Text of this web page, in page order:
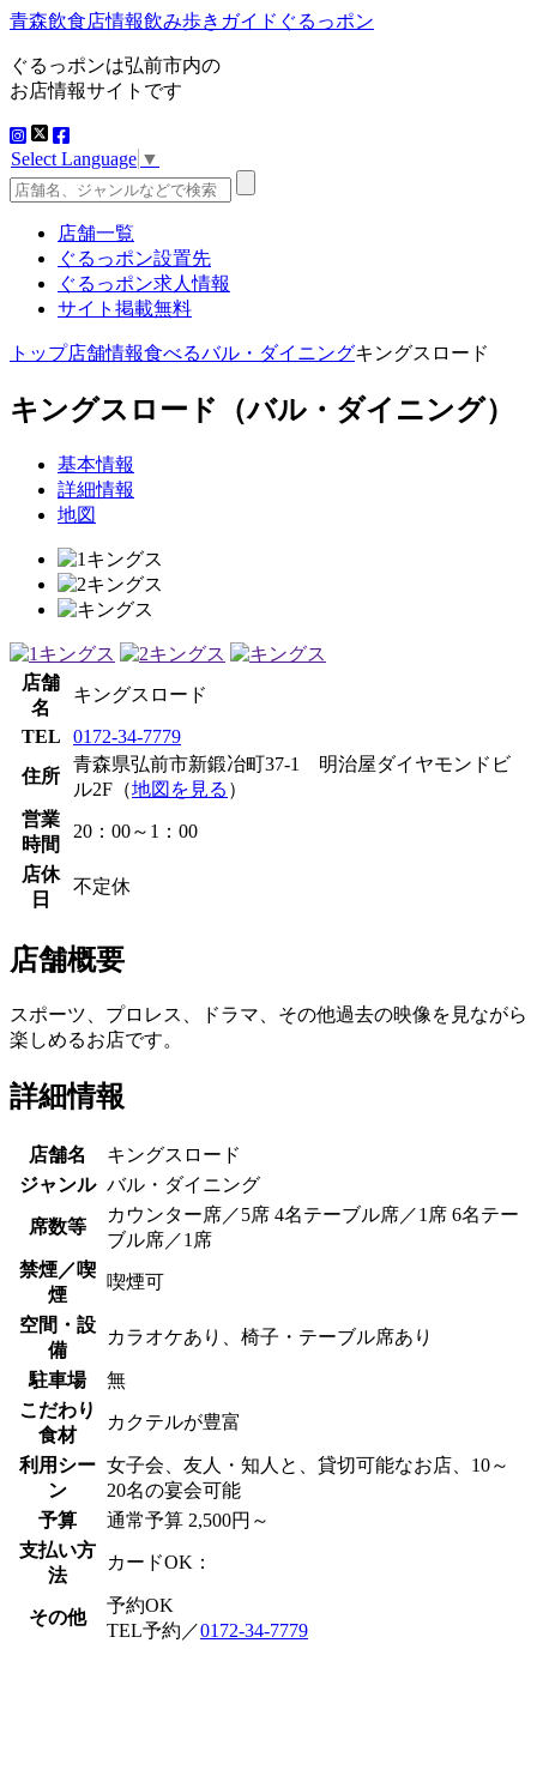
青森飲食店情報飲み歩きガイドぐるっポン
ぐるっポンは弘前市内の
お店情報サイトです
Select Language ▼
店舗一覧
ぐるっポン設置先
ぐるっポン求人情報
サイト掲載無料
トップ店舗情報食べるバル・ダイニングキングスロード
キングスロード （バル・ダイニング）
基本情報
詳細情報
地図
店舗
名
キングスロード
TEL
0172-34-7779
住所
青森県弘前市新鍛冶町37-1 明治屋ダイヤモンドビ
ル2F（地図を見る ）
営業
時間
20：00～1：00
店休
日
不定休
店舗概要
スポーツ、プロレス、ドラマ、その他過去の映像を見ながら
楽しめるお店です。
詳細情報
店舗名
キングスロード
ジャンル バル・ダイニング
席数等
カウンター席／5席 4名テーブル席／1席 6名テー
ブル席／1席
禁煙／喫
煙
喫煙可
空間・設
備
カラオケあり、椅子・テーブル席あり
駐車場
無
こだわり
食材
カクテルが豊富
利用シー
ン
女子会、友人・知人と、貸切可能なお店、10～
20名の宴会可能
予算
通常予算 2,500円～
支払い方
法
カードOK：
その他
予約OK
TEL予約／0172-34-7779